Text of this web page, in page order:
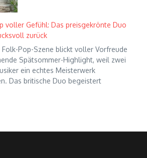
voller Gefühl: Das preisgekrönte Duo
zurück
Pop-Szene blickt voller Vorfreude
Spätsommer-Highlight, weil zwei
ein echtes Meisterwerk
Das britische Duo begeistert